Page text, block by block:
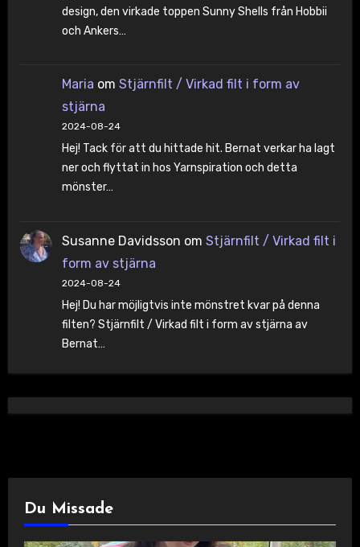
design, den virkade toppen Sunny Shells från Hobbii
och Ankers…
Maria om Stjärnfilt / Virkad filt i form av
stjärna
2024-08-24
Hej! Tack för att du hittade hit. Bernat verkar ha lagt
ner och flyttat in hos Yarnspiration och detta
mönster…
Susanne Davidsson om Stjärnfilt / Virkad filt i
form av stjärna
2024-08-24
Hej! Du har möjligtvis inte mönstret kvar på denna
filten? Stjärnfilt / Virkad filt i form av stjärna av
Bernat…
Du Missade